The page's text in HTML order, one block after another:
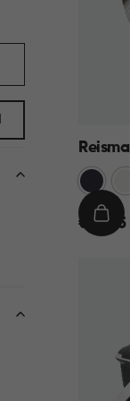
Cool
Grijs
€€ 59,95
IN